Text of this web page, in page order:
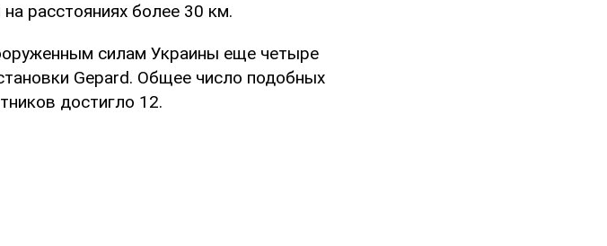
расстояниях более 30 км.
силам Украины еще четыре
Gepard. Общее число подобных
достигло 12.